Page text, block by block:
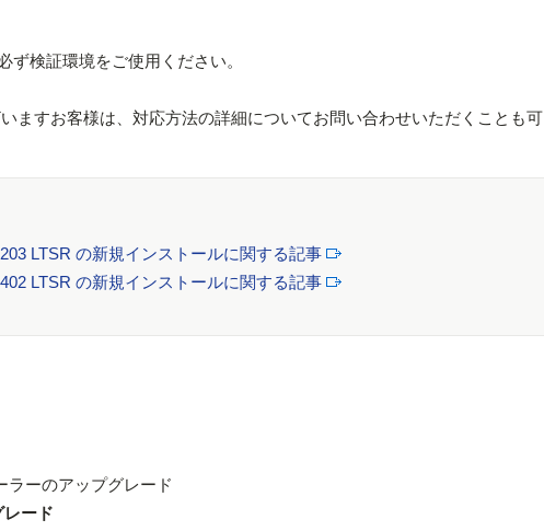
検証環境をご使用ください。
ますお客様は、対応方法の詳細についてお問い合わせいただくことも可
LTSR の新規インストールに関する記事
LTSR の新規インストールに関する記事
ラーのアップグレード
ード